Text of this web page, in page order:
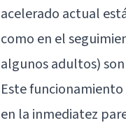
acelerado actual
como en el
algunos adultos)
Este
en la inmediatez